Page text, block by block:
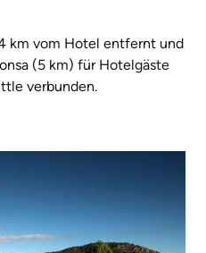
km vom Hotel entfernt und
(5 km) für Hotelgäste
verbunden.